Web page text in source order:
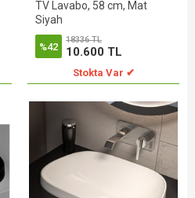
TV Lavabo, 58 cm, Mat
Siyah
%42
18336 TL
10.600 TL
Stokta Var ✔